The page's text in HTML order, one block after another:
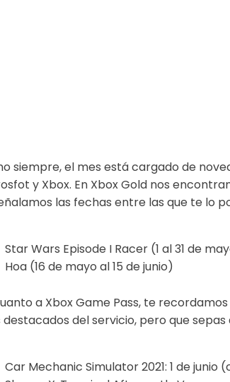
siempre, el mes está cargado de
y Xbox. En Xbox Gold nos
las fechas entre las que te lo
Star Wars Episode I Racer (1 al 31 de
Hoa (16 de mayo al 15 de junio)
a Xbox Game Pass, te
destacados del servicio, pero que
Car Mechanic Simulator 2021: 1 de junio